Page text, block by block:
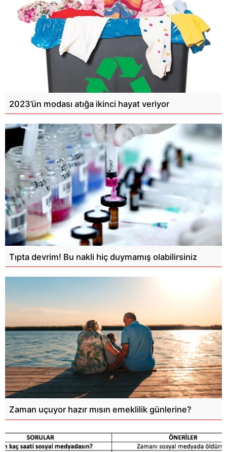
2023’ün modası atığa ikinci hayat veriyor
Tıpta devrim! Bu nakli hiç duymamış olabilirsiniz
Zaman uçuyor hazır mısın emeklilik günlerine?